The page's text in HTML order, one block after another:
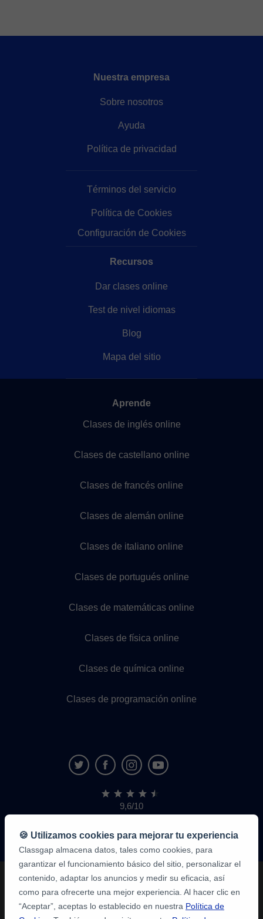
Nuestra empresa
Sobre nosotros
Ayuda
Política de privacidad
Términos del servicio
Política de Cookies
Configuración de Cookies
Recursos
Dar clases online
Test de nivel idiomas
Blog
Mapa del sitio
Aprende
Clases de inglés online
Clases de castellano online
Clases de francés online
Clases de alemán online
Clases de italiano online
Clases de portugués online
Clases de matemáticas online
Clases de física online
Clases de química online
Clases de programación online
9,6/10
1.339.284
de
alumnos
🍪 Utilizamos cookies para mejorar tu experiencia
Classgap almacena datos, tales como cookies, para
garantizar el funcionamiento básico del sitio, personalizar el
contenido, adaptar los anuncios y medir su eficacia, así
como para ofrecerte una mejor experiencia. Al hacer clic en
“Aceptar”, aceptas lo establecido en nuestra Política de